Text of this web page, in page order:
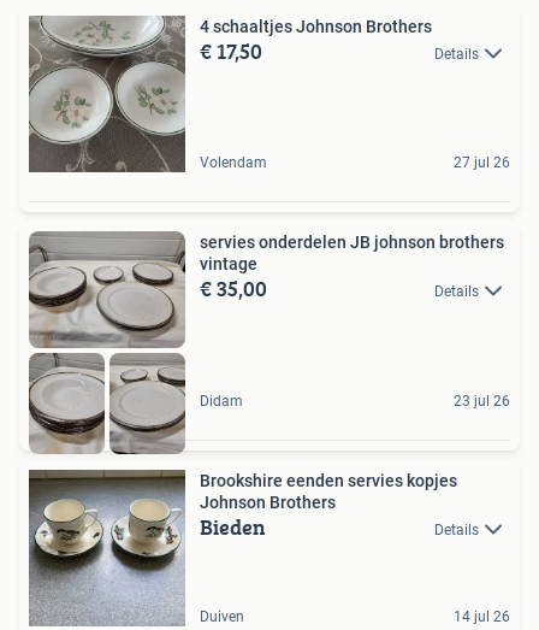
4 schaaltjes Johnson Brothers
€ 17,50 Details
Volendam 27 jul 26
servies onderdelen JB johnson brothers
vintage
€ 35,00 Details
Didam 23 jul 26
Brookshire eenden servies kopjes
Johnson Brothers
Bieden Details
Duiven 14 jul 26